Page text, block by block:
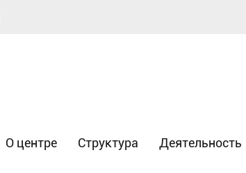
О центре Структура Деятельность